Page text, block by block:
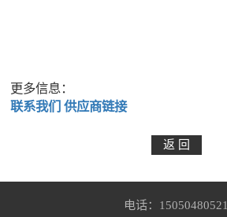
更多信息：
联系我们 供应商链接
电话：15050480521